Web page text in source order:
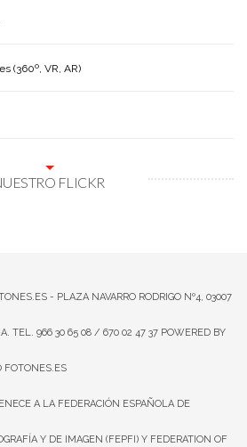
(360º, VR, AR)
FLICKR
- PLAZA NAVARRO RODRIGO Nº4, 03007
TEL. 966 30 65 08 / 670 02 47 37 POWERED BY
A LA FEDERACIÓN ESPAÑOLA DE
Y DE IMAGEN (FEPFI) Y FEDERATION OF